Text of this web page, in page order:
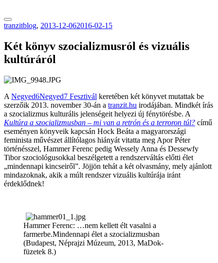
tranzitblog, 2013-12-062016-02-15
Két könyv szocializmusról és vizuális
kultúráról
A Negyed6Negyed7 Fesztivál keretében két könyvet mutattak be
szerzőik 2013. november 30-án a tranzit.hu irodájában. Mindkét írás
a szocializmus kulturális jelenségeit helyezi új fénytörésbe. A
Kultúra a szocializmusban – mi van a retrón és a terroron túl? című
eseményen könyveik kapcsán Hock Beáta a magyarországi
feminista művészet állítólagos hiányát vitatta meg Apor Péter
történésszel, Hammer Ferenc pedig Wessely Anna és Dessewfy
Tibor szociológusokkal beszélgetett a rendszerváltás előtti élet
„mindennapi kincseiről”. Jöjjön tehát a két olvasmány, mely ajánlott
mindazoknak, akik a múlt rendszer vizuális kultúrája iránt
érdeklődnek!
Hammer Ferenc: …nem kellett élt vasalni a
farmerbe.Mindennapi élet a szocializmusban
(Budapest, Néprajzi Múzeum, 2013, MaDok-
füzetek 8.)